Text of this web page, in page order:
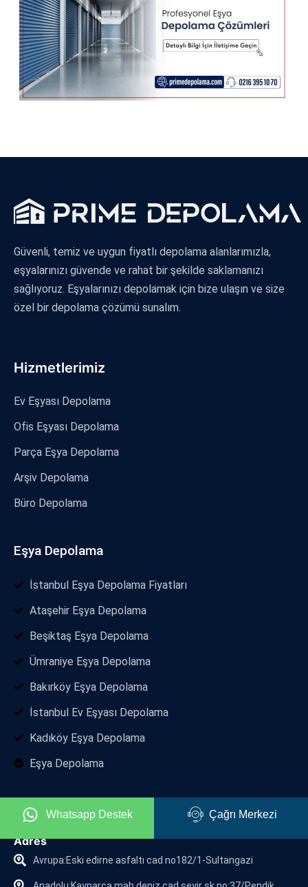
Güvenli, temiz ve uygun fiyatlı depolama alanlarımızla,
eşyalarınızı güvende ve rahat bir şekilde saklamanızı
sağlıyoruz. Eşyalarınızı depolamak için bize ulaşın ve size
özel bir depolama çözümü sunalım.
Hizmetlerimiz
Ev Eşyası Depolama
Ofis Eşyası Depolama
Parça Eşya Depolama
Arşiv Depolama
Büro Depolama
Eşya Depolama
İstanbul Eşya Depolama Fiyatları
Ataşehir Eşya Depolama
Beşiktaş Eşya Depolama
Ümraniye Eşya Depolama
Bakırköy Eşya Depolama
İstanbul Ev Eşyası Depolama
Kadıköy Eşya Depolama
Eşya Depolama
İletişim
Adres
Avrupa:Eski edirne asfaltı cad no182/1-Sultangazi
Whatsapp Destek Çağrı Merkezi